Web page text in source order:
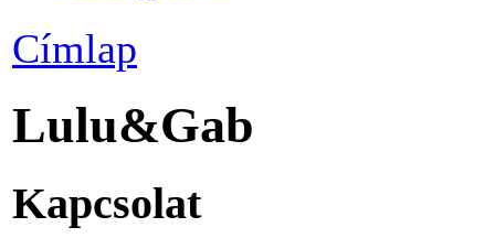
Címlap
Lulu&Gab
Kapcsolat